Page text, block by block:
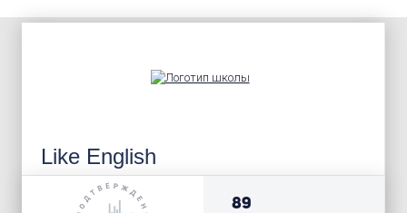
Like English
89